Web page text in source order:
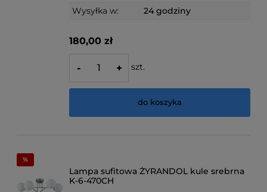
Wysyłka w:
24 godziny
180,00 zł
- + szt.
do koszyka
Lampa sufitowa ŻYRANDOL kule srebrna
K-6-470CH